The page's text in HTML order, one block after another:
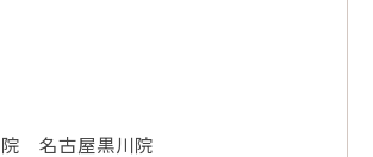
院 名古屋黒川院